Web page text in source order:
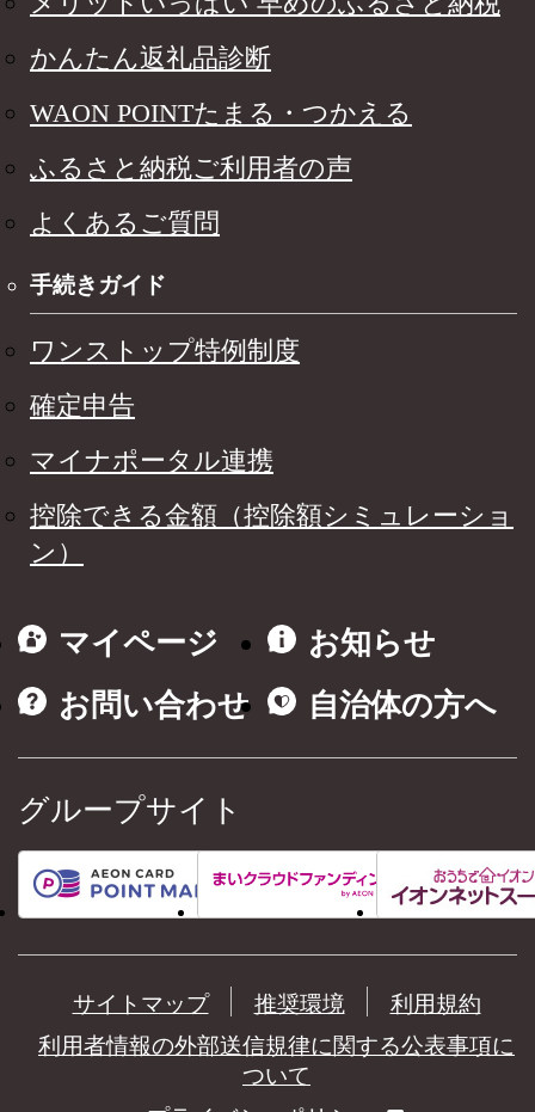
かんたん返礼品診断
WAON POINTたまる・つかえる
ふるさと納税ご利用者の声
よくあるご質問
手続きガイド
ワンストップ特例制度
確定申告
マイナポータル連携
控除できる金額（控除額シミュレーショ
ン）
マイページ
お知らせ
お問い合わせ
自治体の方へ
グループサイト
サイトマップ 推奨環境
利用規約
利用者情報の外部送信規律に関する公表事項に
ついて